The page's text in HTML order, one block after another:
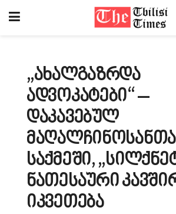
„ახალგაზრდა
ადვოკატები“ –
დაკავებულ
მაღალჩინოსანთა
საქმეში,
ნათესაური
იკვეთება